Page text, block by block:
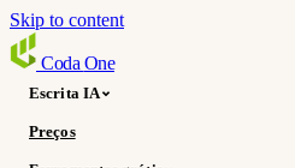
Skip to content
Coda One
Escrita IA
Preços